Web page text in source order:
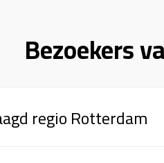
Bezoekers
regio Rotterdam